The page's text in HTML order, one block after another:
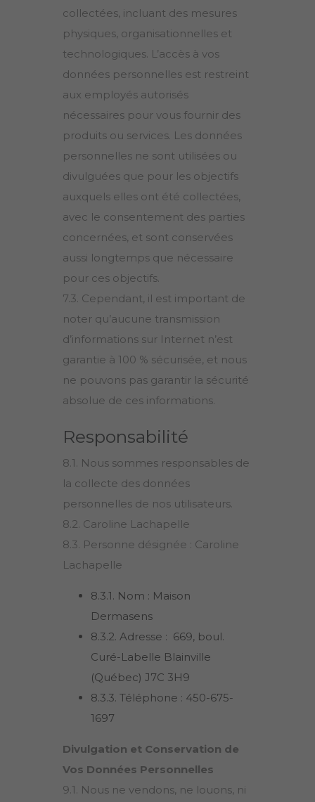
collectées, incluant des mesures
physiques, organisationnelles et
technologiques. L’accès à vos
données personnelles est restreint
aux employés autorisés
nécessaires pour vous fournir des
produits ou services. Les données
personnelles ne sont utilisées ou
divulguées que pour les objectifs
auxquels elles ont été collectées,
avec le consentement des parties
concernées, et sont conservées
aussi longtemps que nécessaire
pour ces objectifs.
7.3. Cependant, il est important de
noter qu’aucune transmission
d’informations sur Internet n’est
garantie à 100 % sécurisée, et nous
ne pouvons pas garantir la sécurité
absolue de ces informations.
Responsabilité
8.1. Nous sommes responsables de
la collecte des données
personnelles de nos utilisateurs.
8.2. Caroline Lachapelle
8.3. Personne désignée : Caroline
Lachapelle
8.3.1. Nom : Maison
Dermasens
8.3.2. Adresse : 669, boul.
Curé-Labelle Blainville
(Québec) J7C 3H9
8.3.3. Téléphone : 450-675-
1697
Divulgation et Conservation de
Vos Données Personnelles
9.1. Nous ne vendons, ne louons, ni